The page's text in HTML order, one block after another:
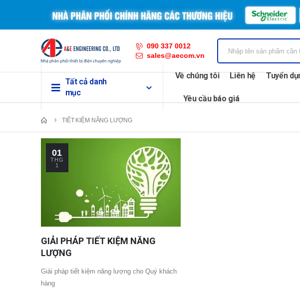
090 337 0012
sales@aecom.vn
Tất cả danh
mục
Về chúng tôi Liên hệ Tuyển
Yêu cầu báo giá
TIẾT KIỆM NĂNG LƯỢNG
01
THG
1
GIẢI PHÁP TIẾT KIỆM NĂNG
LƯỢNG
Giải pháp tiết kiệm năng lượng cho Quý khách
hàng